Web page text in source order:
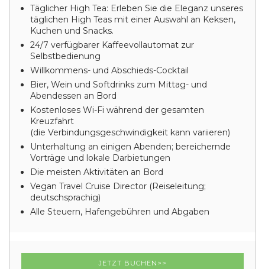
Täglicher High Tea: Erleben Sie die Eleganz unseres
täglichen High Teas mit einer Auswahl an Keksen,
Kuchen und Snacks.
24/7 verfügbarer Kaffeevollautomat zur
Selbstbedienung
Willkommens- und Abschieds-Cocktail
Bier, Wein und Softdrinks zum Mittag- und
Abendessen an Bord
Kostenloses Wi-Fi während der gesamten
Kreuzfahrt
(die Verbindungsgeschwindigkeit kann variieren)
Unterhaltung an einigen Abenden; bereichernde
Vorträge und lokale Darbietungen
Die meisten Aktivitäten an Bord
Vegan Travel Cruise Director (Reiseleitung;
deutschsprachig)
Alle Steuern, Hafengebühren und Abgaben
JETZT BUCHEN>>